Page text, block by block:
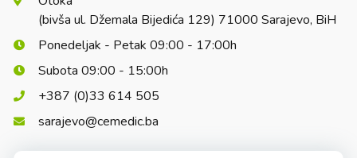
(bivša ul. Džemala Bijedića 129) 71000 Sarajevo, BiH
Ponedeljak - Petak 09:00 - 17:00h
Subota 09:00 - 15:00h
+387 (0)33 614 505
sarajevo@cemedic.ba